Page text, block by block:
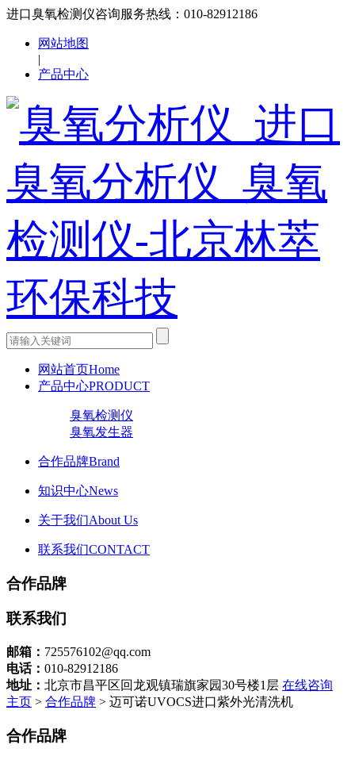
进口臭氧检测仪咨询服务热线：010-82912186
网站地图
|
产品中心
网站首页Home
产品中心PRODUCT
臭氧检测仪
臭氧发生器
合作品牌Brand
知识中心News
关于我们About Us
联系我们CONTACT
合作品牌
联系我们
邮箱： 725576102@qq.com
电话： 010-82912186
地址： 北京市昌平区回龙观镇瑞旗家园30号楼1层 在线咨询
主页 > 合作品牌 > 迈可诺UVOCS进口紫外光清洗机
合作品牌